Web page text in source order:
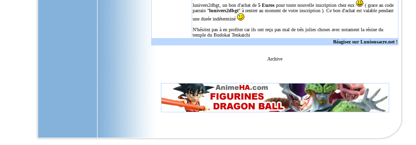
lunivers2dbgt, un bon d'achat de 5 Euros pour toute nouvelle inscription chez eux
( grace au code
parrain "lunivers2dbgt" à rentrer au moment de votre inscription ). Ce bon d'achat est valable pendant
une durée indéterminé
N'hésitez pas à en profiter car ils ont reçu pas mal de très jolies choses avec notament la résine du
temple du Budokai Tenkaichi
Réagisez sur Lunionsacre.net !
Archive